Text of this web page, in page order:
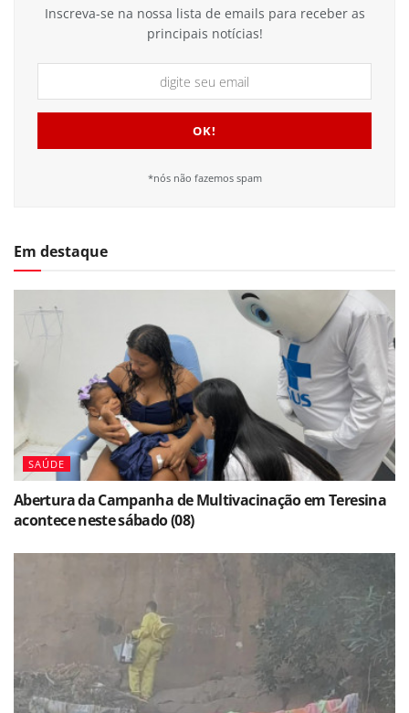
Inscreva-se na nossa lista de emails para receber as
principais notícias!
*nós não fazemos spam
Em destaque
SAÚDE
Abertura da Campanha de Multivacinação em Teresina
acontece neste sábado (08)